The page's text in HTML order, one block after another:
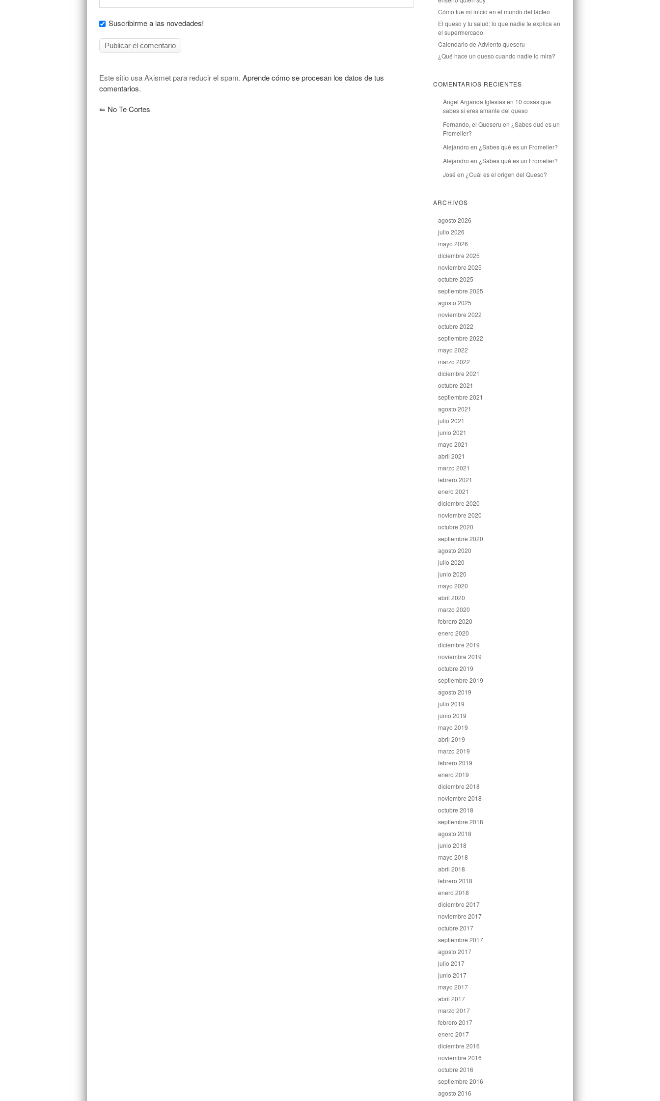
Suscribirme a las novedades!
Este sitio usa Akismet para reducir el spam. Aprende cómo se procesan los datos de tus
comentarios.
⇐ No Te Cortes
Cómo fue mi inicio en el mundo del lácteo
El queso y tu salud: lo que nadie te explica en
el supermercado
Calendario de Adviento queseru
¿Qué hace un queso cuando nadie lo mira?
COMENTARIOS RECIENTES
Ángel Arganda Iglesiasen 10 cosas que
sabes si eres amante del queso
Fernando, el Queseru en ¿Sabes qué es un
Fromelier?
Alejandro en ¿Sabes qué es un Fromelier?
Alejandro en ¿Sabes qué es un Fromelier?
José en ¿Cuál es el origen del Queso?
ARCHIVOS
agosto 2026
julio 2026
mayo 2026
diciembre 2025
noviembre 2025
octubre 2025
septiembre 2025
agosto 2025
noviembre 2022
octubre 2022
septiembre 2022
mayo 2022
marzo 2022
diciembre 2021
octubre 2021
septiembre 2021
agosto 2021
julio 2021
junio 2021
mayo 2021
abril 2021
marzo 2021
febrero 2021
enero 2021
diciembre 2020
noviembre 2020
octubre 2020
septiembre 2020
agosto 2020
julio 2020
junio 2020
mayo 2020
abril 2020
marzo 2020
febrero 2020
enero 2020
diciembre 2019
noviembre 2019
octubre 2019
septiembre 2019
agosto 2019
julio 2019
junio 2019
mayo 2019
abril 2019
marzo 2019
febrero 2019
enero 2019
diciembre 2018
noviembre 2018
octubre 2018
septiembre 2018
agosto 2018
junio 2018
mayo 2018
abril 2018
febrero 2018
enero 2018
diciembre 2017
noviembre 2017
octubre 2017
septiembre 2017
agosto 2017
julio 2017
junio 2017
mayo 2017
abril 2017
marzo 2017
febrero 2017
enero 2017
diciembre 2016
noviembre 2016
octubre 2016
septiembre 2016
agosto 2016